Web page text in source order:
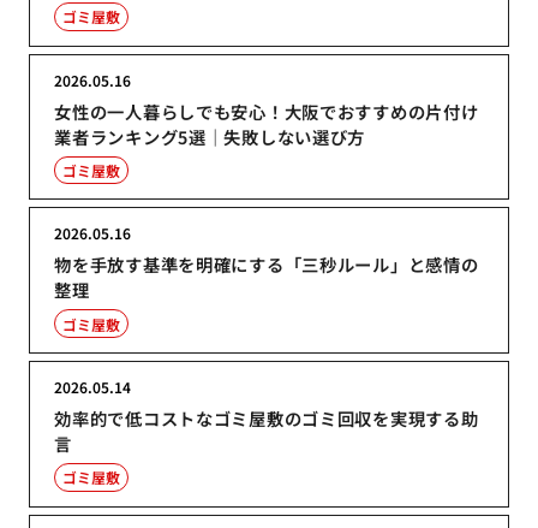
ゴミ屋敷
女性の一人暮らしでも安心！大阪でおすすめの片付け
業者ランキング5選｜失敗しない選び方
2026.05.16
ゴミ屋敷
物を手放す基準を明確にする「三秒ルール」と感情の
整理
2026.05.16
ゴミ屋敷
効率的で低コストなゴミ屋敷のゴミ回収を実現する助
言
2026.05.14
ゴミ屋敷